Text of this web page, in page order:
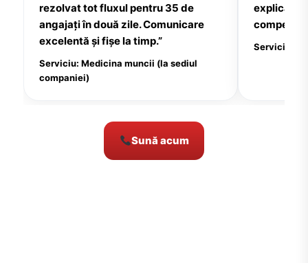
rezolvat tot fluxul pentru 35 de
angajați în două zile. Comunicare
excelentă și fișe la timp.”
Serviciu: Medicina muncii (la sediul
companiei)
explicații
Serviciu:
Sună acum